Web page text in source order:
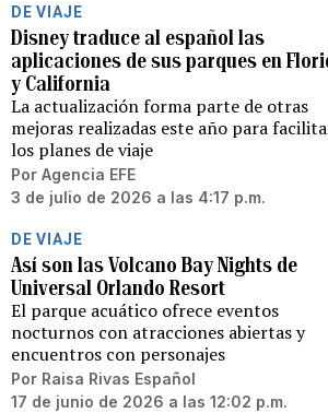
DE VIAJE
Disney traduce al español las
aplicaciones de sus parques en
y California
La actualización forma parte de otras
mejoras realizadas este año para
los planes de viaje
Por Agencia EFE
3 de julio de 2026 a las 4:17 p.m.
DE VIAJE
Así son las Volcano Bay Nights de
Universal Orlando Resort
El parque acuático ofrece eventos
nocturnos con atracciones abiertas y
encuentros con personajes
Por Raisa Rivas Español
17 de junio de 2026 a las 12:02 p.m.